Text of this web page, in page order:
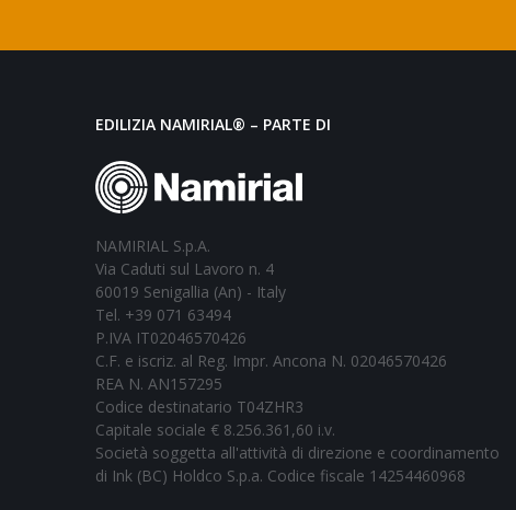
EDILIZIA NAMIRIAL® – PARTE DI
NAMIRIAL S.p.A.
Via Caduti sul Lavoro n. 4
60019 Senigallia (An) - Italy
Tel. +39 071 63494
P.IVA IT02046570426
C.F. e iscriz. al Reg. Impr. Ancona N. 02046570426
REA N. AN157295
Codice destinatario T04ZHR3
Capitale sociale € 8.256.361,60 i.v.
Società soggetta all'attività di direzione e coordinamento
di Ink (BC) Holdco S.p.a. Codice fiscale 14254460968